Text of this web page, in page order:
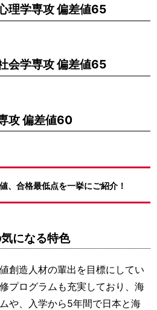
理学専攻 偏差値65
会学専攻 偏差値65
攻 偏差値60
、合格最低点を一挙にご紹介！
になる特色
創造人材の輩出を目標にしてい
プログラムも充実しており、海
や、入学から5年間で日本と海